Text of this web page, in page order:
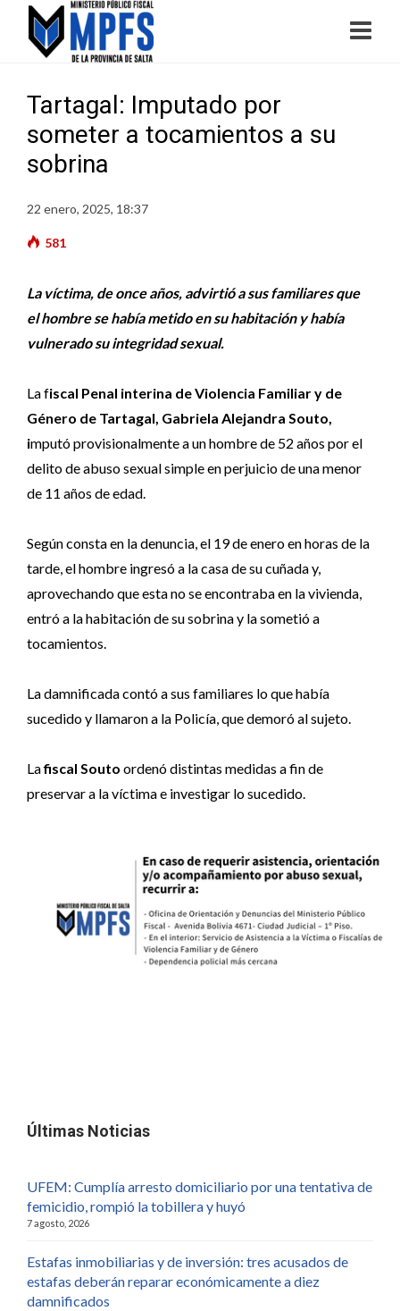
Tartagal: Imputado por
someter a tocamientos a su
sobrina
22 enero, 2025, 18:37
581
La víctima, de once años, advirtió a sus familiares que
el hombre se había metido en su habitación y había
vulnerado su integridad sexual.
La fiscal Penal interina de Violencia Familiar y de
Género de Tartagal, Gabriela Alejandra Souto,
imputó provisionalmente a un hombre de 52 años por el
delito de abuso sexual simple en perjuicio de una menor
de 11 años de edad.
Según consta en la denuncia, el 19 de enero en horas de la
tarde, el hombre ingresó a la casa de su cuñada y,
aprovechando que esta no se encontraba en la vivienda,
entró a la habitación de su sobrina y la sometió a
tocamientos.
La damnificada contó a sus familiares lo que había
sucedido y llamaron a la Policía, que demoró al sujeto.
Lafiscal Souto ordenó distintas medidas a fin de
preservar a la víctima e investigar lo sucedido.
Últimas Noticias
UFEM: Cumplía arresto domiciliario por una tentativa de
femicidio, rompió la tobillera y huyó
7 agosto, 2026
Estafas inmobiliarias y de inversión: tres acusados de
estafas deberán reparar económicamente a diez
damnificados